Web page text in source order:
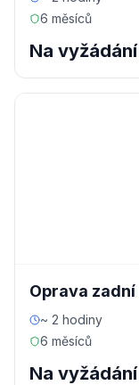
6 měsíců
Na vyžádání
Oprava
~ 2 hodiny
6 měsíců
Na vyžádání